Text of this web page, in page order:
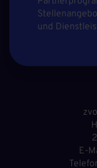
und
E-